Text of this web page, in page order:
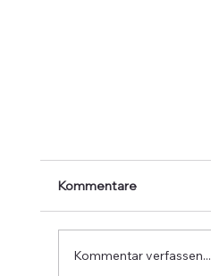
Kommentare
Kommentar verfassen...